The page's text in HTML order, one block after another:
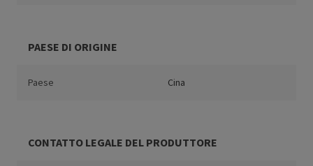
PAESE DI ORIGINE
Paese Cina
CONTATTO LEGALE DEL PRODUTTORE